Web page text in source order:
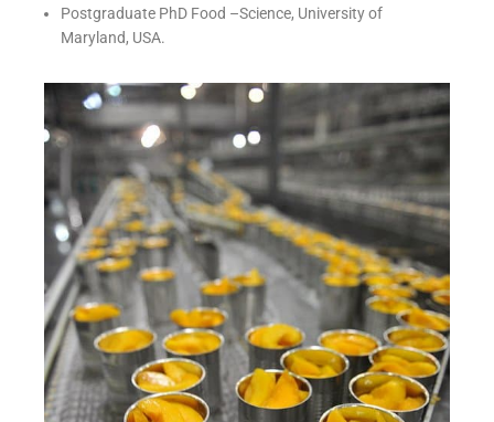
Postgraduate PhD Food –Science, University of
Maryland, USA.